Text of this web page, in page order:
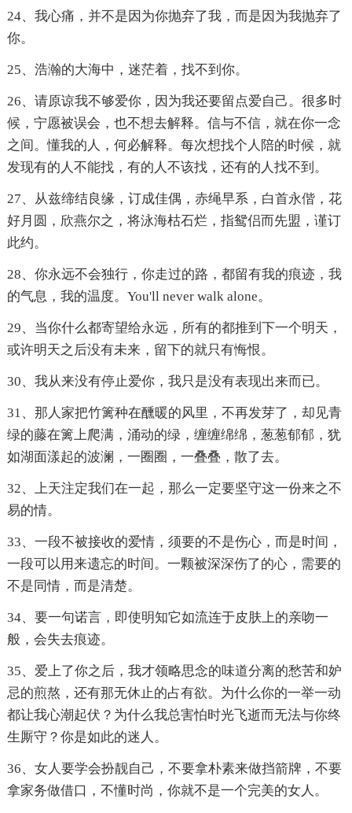
24、我心痛，并不是因为你抛弃了我，而是因为我抛弃了
你。
25、浩瀚的大海中，迷茫着，找不到你。
26、请原谅我不够爱你，因为我还要留点爱自己。很多时
候，宁愿被误会，也不想去解释。信与不信，就在你一念
之间。懂我的人，何必解释。每次想找个人陪的时候，就
发现有的人不能找，有的人不该找，还有的人找不到。
27、从兹缔结良缘，订成佳偶，赤绳早系，白首永偕，花
好月圆，欣燕尔之，将泳海枯石烂，指鸳侣而先盟，谨订
此约。
28、你永远不会独行，你走过的路，都留有我的痕迹，我
的气息，我的温度。You'll never walk alone。
29、当你什么都寄望给永远，所有的都推到下一个明天，
或许明天之后没有未来，留下的就只有悔恨。
30、我从来没有停止爱你，我只是没有表现出来而已。
31、那人家把竹篱种在醺暖的风里，不再发芽了，却见青
绿的藤在篱上爬满，涌动的绿，缠缠绵绵，葱葱郁郁，犹
如湖面漾起的波澜，一圈圈，一叠叠，散了去。
32、上天注定我们在一起，那么一定要坚守这一份来之不
易的情。
33、一段不被接收的爱情，须要的不是伤心，而是时间，
一段可以用来遗忘的时间。一颗被深深伤了的心，需要的
不是同情，而是清楚。
34、要一句诺言，即使明知它如流连于皮肤上的亲吻一
般，会失去痕迹。
35、爱上了你之后，我才领略思念的味道分离的愁苦和妒
忌的煎熬，还有那无休止的占有欲。为什么你的一举一动
都让我心潮起伏？为什么我总害怕时光飞逝而无法与你终
生厮守？你是如此的迷人。
36、女人要学会扮靓自己，不要拿朴素来做挡箭牌，不要
拿家务做借口，不懂时尚，你就不是一个完美的女人。